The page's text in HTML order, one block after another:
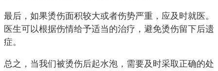
最后，如果烫伤面积较大或者伤势严重，应及时就医。
医生可以根据伤情给予适当的治疗，避免烫伤留下后遗
症。
总之，当我们被烫伤后起水泡，需要及时采取正确的处